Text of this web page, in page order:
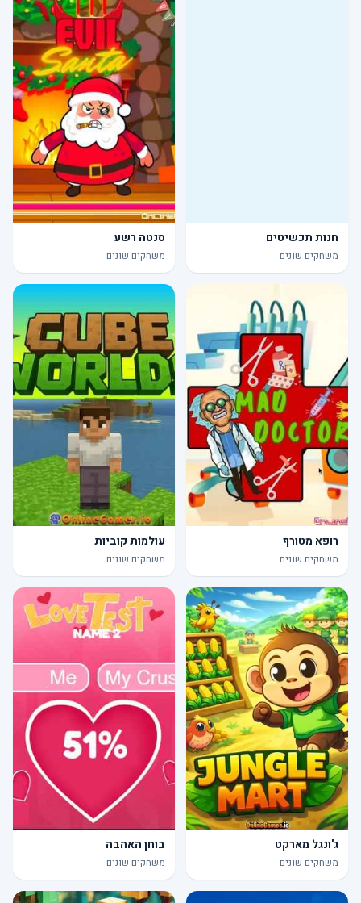
חנות תכשיטים
משחקים שונים
סנטה רשע
משחקים שונים
רופא מטורף
משחקים שונים
עולמות קוביות
משחקים שונים
ג'ונגל מארקט
משחקים שונים
בוחן האהבה
משחקים שונים